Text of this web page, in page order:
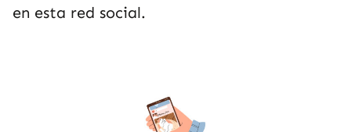
en esta red social.